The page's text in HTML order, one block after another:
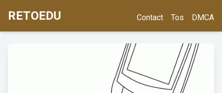
RETOEDU Contact Tos DMCA